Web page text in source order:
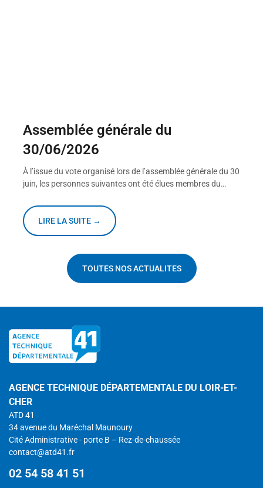
Assemblée générale du
30/06/2026
À l’issue du vote organisé lors de l’assemblée générale du 30
juin, les personnes suivantes ont été élues membres du…
LIRE LA SUITE →
TOUTES NOS ACTUALITES
AGENCE TECHNIQUE DÉPARTEMENTALE DU LOIR-ET-
CHER
ATD 41
34 avenue du Maréchal Maunoury
Cité Administrative - porte B – Rez-de-chaussée
contact@atd41.fr
02 54 58 41 51